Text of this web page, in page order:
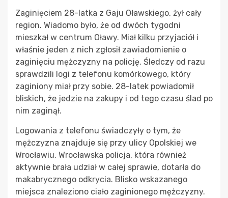
Zaginięciem 28-latka z Gaju Oławskiego, żył cały
region. Wiadomo było, że od dwóch tygodni
mieszkał w centrum Oławy. Miał kilku przyjaciół i
właśnie jeden z nich zgłosił zawiadomienie o
zaginięciu mężczyzny na policję. Śledczy od razu
sprawdzili logi z telefonu komórkowego, który
zaginiony miał przy sobie. 28-latek powiadomił
bliskich, że jedzie na zakupy i od tego czasu ślad po
nim zaginął.
Logowania z telefonu świadczyły o tym, że
mężczyzna znajduje się przy ulicy Opolskiej we
Wrocławiu. Wrocławska policja, która również
aktywnie brała udział w całej sprawie, dotarła do
makabrycznego odkrycia. Blisko wskazanego
miejsca znaleziono ciało zaginionego mężczyzny.